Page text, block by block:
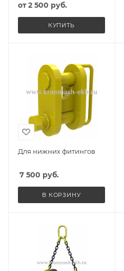
от2 500 руб.
КУПИТЬ
Для нижних фитингов
7 500 руб.
В КОРЗИНУ